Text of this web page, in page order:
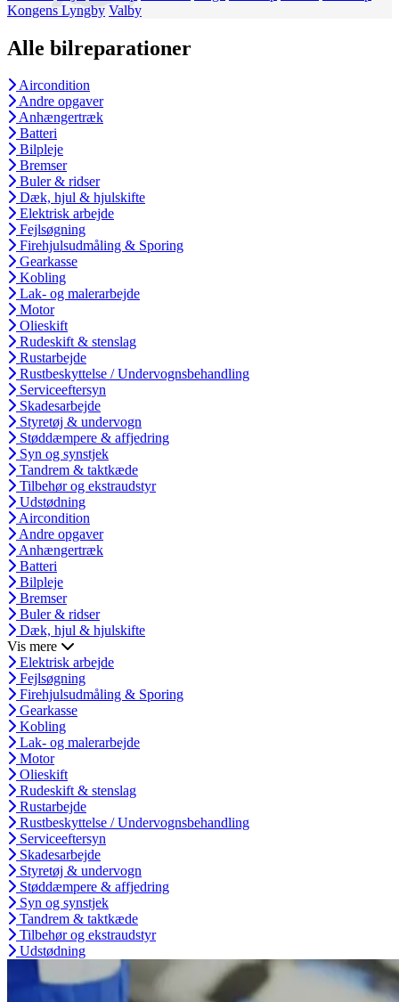
Kongens Lyngby Valby
Alle bilreparationer
Aircondition
Andre opgaver
Anhængertræk
Batteri
Bilpleje
Bremser
Buler & ridser
Dæk, hjul & hjulskifte
Elektrisk arbejde
Fejlsøgning
Firehjulsudmåling & Sporing
Gearkasse
Kobling
Lak- og malerarbejde
Motor
Olieskift
Rudeskift & stenslag
Rustarbejde
Rustbeskyttelse / Undervognsbehandling
Serviceeftersyn
Skadesarbejde
Styretøj & undervogn
Støddæmpere & affjedring
Syn og synstjek
Tandrem & taktkæde
Tilbehør og ekstraudstyr
Udstødning
Aircondition
Andre opgaver
Anhængertræk
Batteri
Bilpleje
Bremser
Buler & ridser
Dæk, hjul & hjulskifte
Vis mere
Elektrisk arbejde
Fejlsøgning
Firehjulsudmåling & Sporing
Gearkasse
Kobling
Lak- og malerarbejde
Motor
Olieskift
Rudeskift & stenslag
Rustarbejde
Rustbeskyttelse / Undervognsbehandling
Serviceeftersyn
Skadesarbejde
Styretøj & undervogn
Støddæmpere & affjedring
Syn og synstjek
Tandrem & taktkæde
Tilbehør og ekstraudstyr
Udstødning